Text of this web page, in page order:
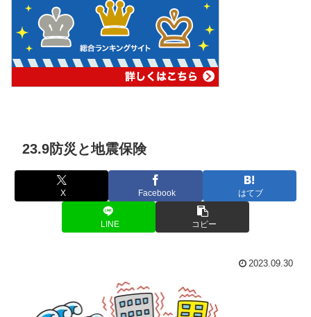
23.9防災と地震保険
X Facebook はてブ
LINE コピー
2023.09.30